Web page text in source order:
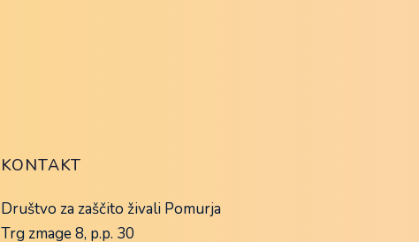
KONTAKT
Društvo za zaščito živali Pomurja
Trg zmage 8, p.p. 30